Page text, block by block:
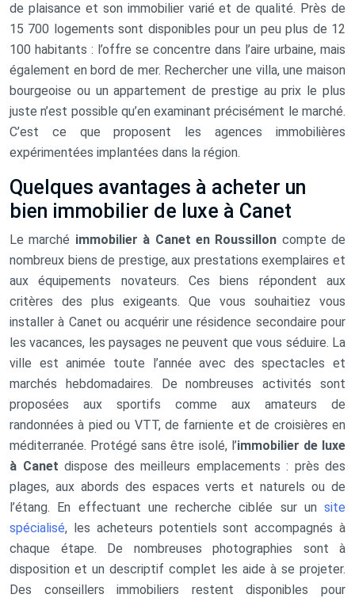
de plaisance et son immobilier varié et de qualité. Près de
15 700 logements sont disponibles pour un peu plus de 12
100 habitants : l’offre se concentre dans l’aire urbaine, mais
également en bord de mer. Rechercher une villa, une maison
bourgeoise ou un appartement de prestige au prix le plus
juste n’est possible qu’en examinant précisément le marché.
C’est ce que proposent les agences immobilières
expérimentées implantées dans la région.
Quelques avantages à acheter un
bien immobilier de luxe à Canet
Le marché immobilier à Canet en Roussillon compte de
nombreux biens de prestige, aux prestations exemplaires et
aux équipements novateurs. Ces biens répondent aux
critères des plus exigeants. Que vous souhaitiez vous
installer à Canet ou acquérir une résidence secondaire pour
les vacances, les paysages ne peuvent que vous séduire. La
ville est animée toute l’année avec des spectacles et
marchés hebdomadaires. De nombreuses activités sont
proposées aux sportifs comme aux amateurs de
randonnées à pied ou VTT, de farniente et de croisières en
méditerranée. Protégé sans être isolé, l’immobilier de luxe
à Canet dispose des meilleurs emplacements : près des
plages, aux abords des espaces verts et naturels ou de
l’étang. En effectuant une recherche ciblée sur un site
spécialisé, les acheteurs potentiels sont accompagnés à
chaque étape. De nombreuses photographies sont à
disposition et un descriptif complet les aide à se projeter.
Des conseillers immobiliers restent disponibles pour